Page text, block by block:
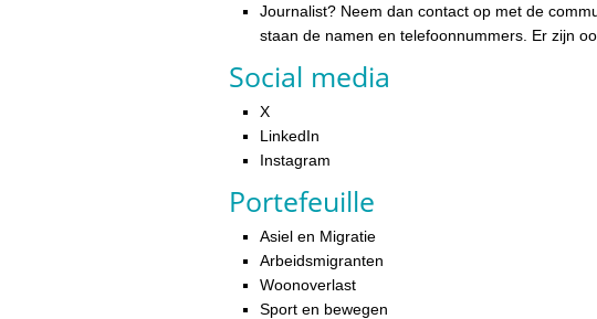
Journalist? Neem dan contact op met de
staan de namen en telefoonnummers. Er zijn
Social media
X
LinkedIn
Instagram
Portefeuille
Asiel en Migratie
Arbeidsmigranten
Woonoverlast
Sport en bewegen